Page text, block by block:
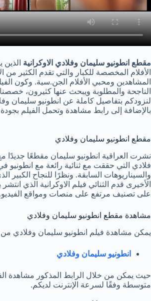
مقطع انطونيو سليمان وفلادي الاوكرانية
الأفلام المخصصة للكبار والتي تقدم الكثير من
المشاهدين ومحبي الأفلام الجن.سية. وكون
الناجحة والمطلوبة ويبحث عنها كثيرون، خصصنا
لنزودكم بتفاصيل كاملة عن انطونيو سليمان
بالإضافة إلى رابط مشاهدة وتحمل الفيلم بجودة
مقطع انطونيو سليمان وفلادي
نشرت العراقية انطونيو سليمان مقطعًا جديدًا
فلادي التي حققت مع ثنائية رائعة مع انطونيو
والسيناريوهات السابقة. ونظرًا للنجاح الكبير
الأخيرى قدم الثنائي فيلم الاوكرانية الذي
على تصنيف مرتفع على منصات ومواقع الفيديو.
مشاهدة مقطع انطونيو سليمان وفلادي
يمكن مشاهدة فيلم انطونيو سليمان وفلادي من
انطونيو سليمان وفلادي
حيث يمكن من خلال الرابط المذكور مشاهدة
متوسطة وفقًا لسرعة الإنترنت لديكم.